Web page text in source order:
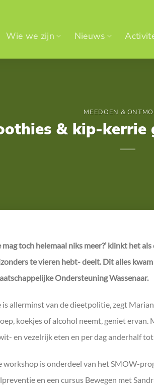
Wie we zijn Nieuws
MEEDOEN &
& kip-kerrie
mag toch helemaal niks meer?’ klinkt het
te vieren hebt- deelt. Dit alles
Ondersteuning Wassenaar.
is allerminst van de dieetpolitie, zegt
koekjes of alcohol neemt, geniet ervan.
en vezelrijk eten en per dag anderhalf
workshop is onderdeel van het SMOW-
en een cursus Bewegen met